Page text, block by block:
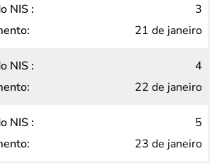
3
21 de janeiro
4
22 de janeiro
5
23 de janeiro